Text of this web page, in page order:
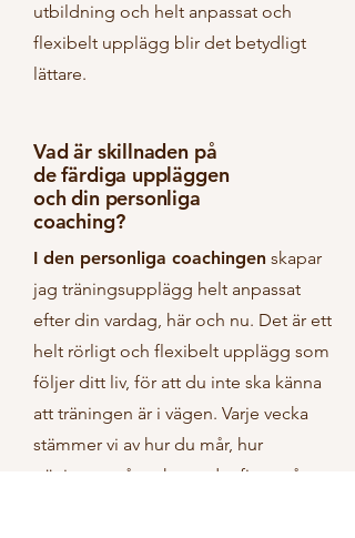
utbildning och helt anpassat och
flexibelt upplägg blir det betydligt
lättare.
Vad är skillnaden på
de färdiga uppläggen
och din personliga
coaching?
I den personliga coachingen skapar
jag träningsupplägg helt anpassat
efter din vardag, här och nu. Det är ett
helt rörligt och flexibelt upplägg som
följer ditt liv, för att du inte ska känna
att träningen är i vägen. Varje vecka
stämmer vi av hur du mår, hur
träningen går och om det finns något